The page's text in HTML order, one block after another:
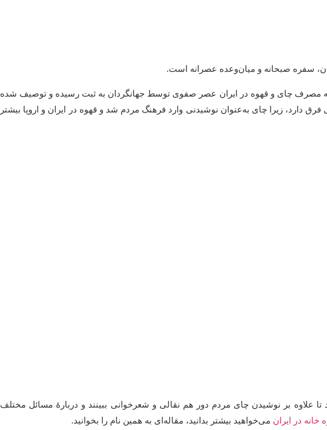
سفره صبحانه و میان‌وعده عصرانه است.
ورود قهوه و حدود قرن 16میلادی بازمی‌گردد. در واقع شواهد اولیه مصرف چای و قهوه در ایران عصر صفوی توسط جهانگردان به ثبت رسیده و توصیف شده
دارد، زیرا چای به‌عنوان نوشیدنی وارد فرهنگ مردم شد و قهوه در ایران و اروپا بیشتر
بر نوشیدن چای مردم دور هم نقالی و شعرخوانی ببینند و دربارۀ مسائل مختلف
خانه در ایران می‌خواهید بیشتر بدانید، مقاله‌ای به همین نام را بخوانید.